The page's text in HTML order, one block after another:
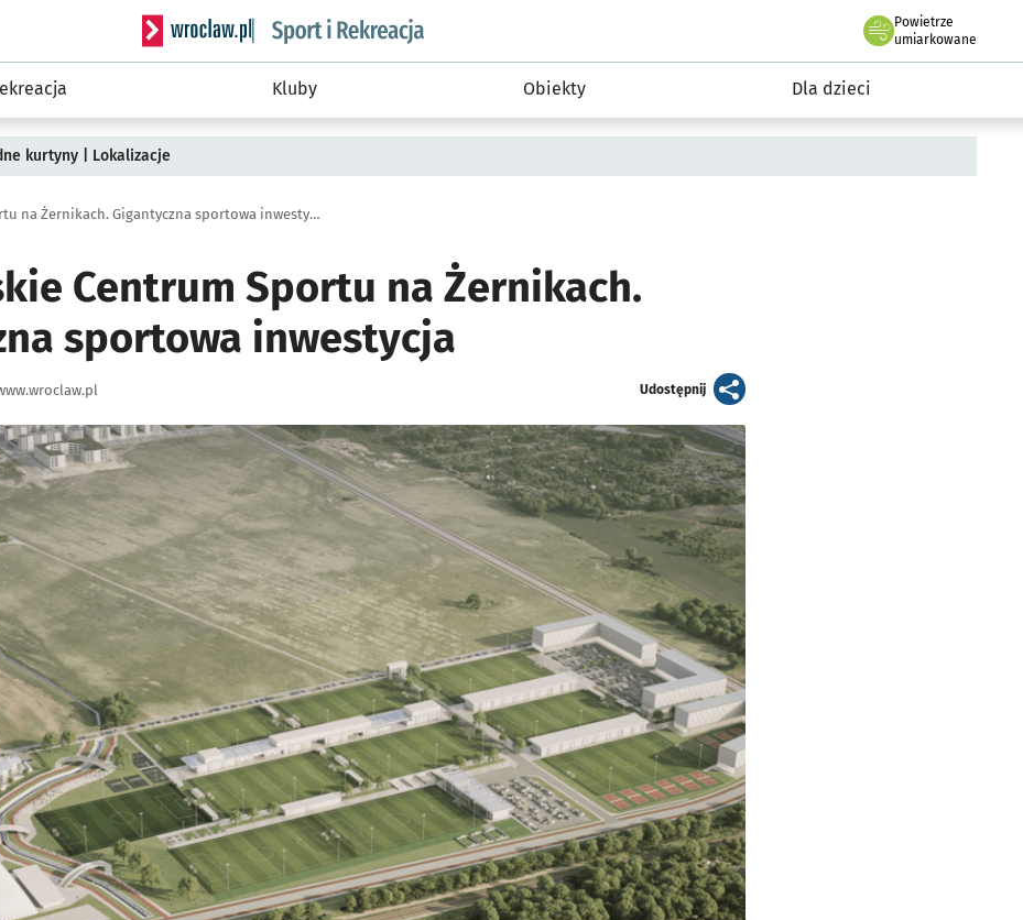
Serwis informacyjny wroclaw.pl podserwis: Sport i rekreacja
Powietrze
we Wrocławiu
umiarkowane
Kluby Obiekty Dla dzieci
kurtyny | Lokalizacje
Wrocławskie Centrum Sportu na Żernikach. Gigantyczna sportowa inwestycja
Centrum Sportu na Żernikach.
sportowa inwestycja
Udostępnijartykuł